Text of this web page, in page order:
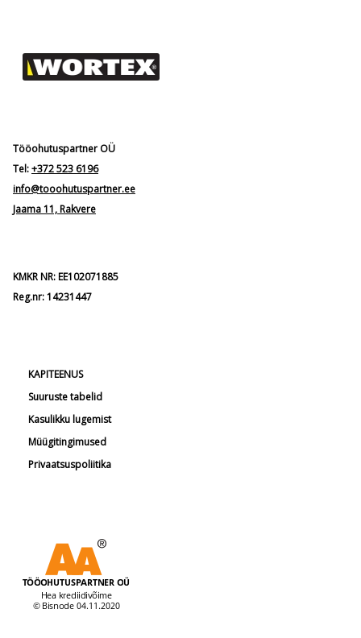
Tööohutuspartner OÜ
Tel:+372 523 6196
info@tooohutuspartner.ee
Jaama 11, Rakvere
KMKR NR: EE102071885
Reg.nr: 14231447
KAPITEENUS
Suuruste tabelid
Kasulikku lugemist
Müügitingimused
Privaatsuspoliitika